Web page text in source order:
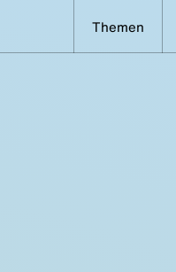
Themen